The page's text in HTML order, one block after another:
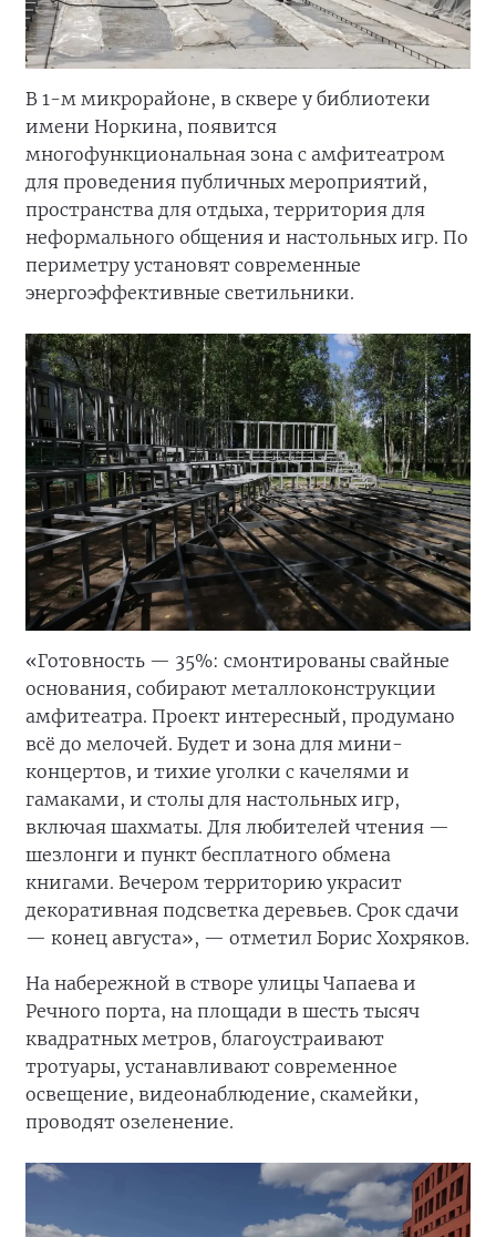
В 1-м микрорайоне, в сквере у библиотеки
имени Норкина, появится
многофункциональная зона с амфитеатром
для проведения публичных мероприятий,
пространства для отдыха, территория для
неформального общения и настольных игр. По
периметру установят современные
энергоэффективные светильники.
«Готовность — 35%: смонтированы свайные
основания, собирают металлоконструкции
амфитеатра. Проект интересный, продумано
всё до мелочей. Будет и зона для мини-
концертов, и тихие уголки с качелями и
гамаками, и столы для настольных игр,
включая шахматы. Для любителей чтения —
шезлонги и пункт бесплатного обмена
книгами. Вечером территорию украсит
декоративная подсветка деревьев. Срок сдачи
— конец августа», — отметил Борис Хохряков.
На набережной в створе улицы Чапаева и
Речного порта, на площади в шесть тысяч
квадратных метров, благоустраивают
тротуары, устанавливают современное
освещение, видеонаблюдение, скамейки,
проводят озеленение.